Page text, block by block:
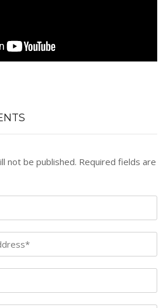
not be published. Required fields are